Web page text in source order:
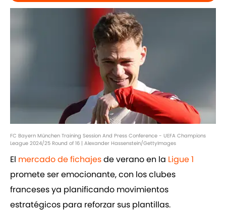
FC Bayern München Training Session And Press Conference - UEFA Champions
League 2024/25 Round of 16 | Alexander Hassenstein/GettyImages
El mercado de fichajesde verano en la Ligue 1
promete ser emocionante, con los clubes
franceses ya planificando movimientos
estratégicos para reforzar sus plantillas.